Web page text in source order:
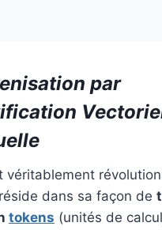
par
véritablement
dans sa façon de
tokens (unités de